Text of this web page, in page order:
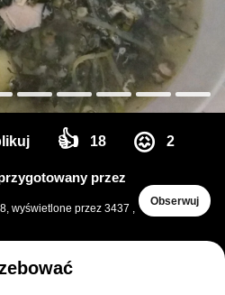
👍 18 😖 2
przez
wyświetlone przez 3437
Obserwuj